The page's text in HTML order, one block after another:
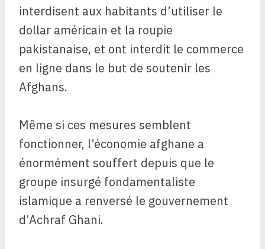
interdisent aux habitants d’utiliser le
dollar américain et la roupie
pakistanaise, et ont interdit le commerce
en ligne dans le but de soutenir les
Afghans.
Même si ces mesures semblent
fonctionner, l’économie afghane a
énormément souffert depuis que le
groupe insurgé fondamentaliste
islamique a renversé le gouvernement
d’Achraf Ghani.